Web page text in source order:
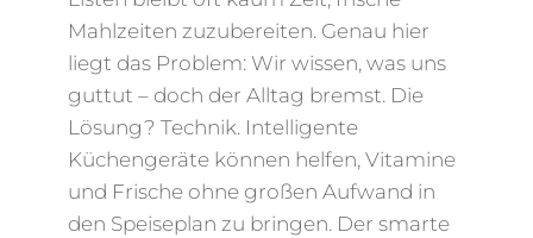
Mahlzeiten zuzubereiten. Genau hier
liegt das Problem: Wir wissen, was uns
guttut – doch der Alltag bremst. Die
Lösung? Technik. Intelligente
Küchengeräte können helfen, Vitamine
und Frische ohne großen Aufwand in
den Speiseplan zu bringen. Der smarte